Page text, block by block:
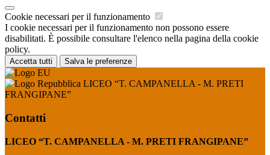
Cookie necessari per il funzionamento
I cookie necessari per il funzionamento non possono essere
disabilitati. È possibile consultare l'elenco nella pagina della cookie
policy.
Accetta tutti Salva le preferenze
LICEO “T. CAMPANELLA - M. PRETI
FRANGIPANE”
Contatti
LICEO “T. CAMPANELLA - M. PRETI FRANGIPANE”